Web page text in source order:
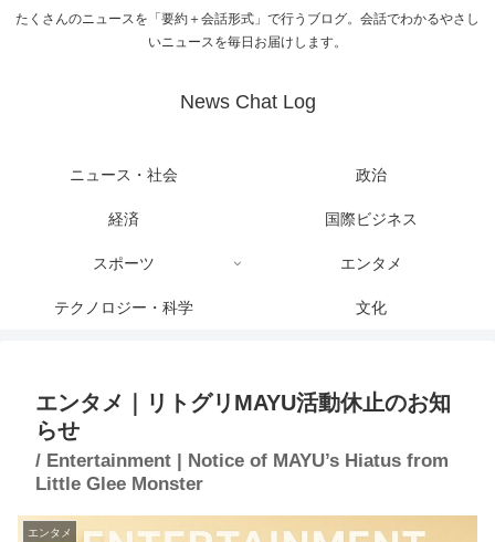
たくさんのニュースを「要約＋会話形式」で行うブログ。会話でわかるやさし
いニュースを毎日お届けします。
News Chat Log
ニュース・社会 政治
経済 国際ビジネス
スポーツ エンタメ
テクノロジー・科学 文化
エンタメ｜リトグリMAYU活動休止のお知
らせ
/ Entertainment | Notice of MAYU’s Hiatus from
Little Glee Monster
エンタメ